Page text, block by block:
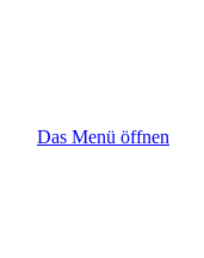
Das Menü öffnen